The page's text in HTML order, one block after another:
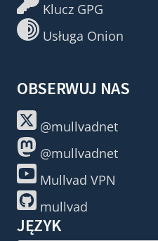
Klucz GPG
Usługa Onion
OBSERWUJ NAS
@mullvadnet
@mullvadnet
Mullvad VPN
mullvad
JĘZYK